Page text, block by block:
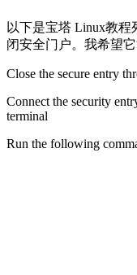
以下是宝塔 Linux教
闭安全门户。我希望
Close the secure entry
Connect the security
terminal
Run the following